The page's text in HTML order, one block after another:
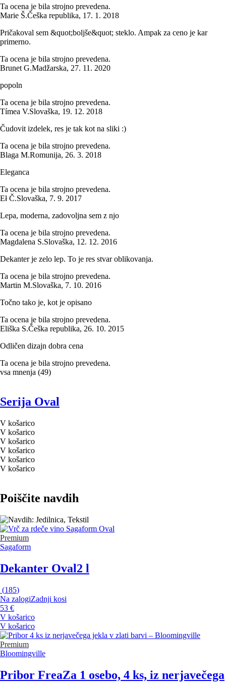
Ta ocena je bila strojno prevedena.
Marie Š.Češka republika, 17. 1. 2018
Pričakoval sem &quot;boljše&quot; steklo. Ampak za ceno je kar
primerno.
Ta ocena je bila strojno prevedena.
Brunet G.Madžarska, 27. 11. 2020
popoln
Ta ocena je bila strojno prevedena.
Tímea V.Slovaška, 19. 12. 2018
Čudovit izdelek, res je tak kot na sliki :)
Ta ocena je bila strojno prevedena.
Blaga M.Romunija, 26. 3. 2018
Eleganca
Ta ocena je bila strojno prevedena.
Eł Č.Slovaška, 7. 9. 2017
Lepa, moderna, zadovoljna sem z njo
Ta ocena je bila strojno prevedena.
Magdalena S.Slovaška, 12. 12. 2016
Dekanter je zelo lep. To je res stvar oblikovanja.
Ta ocena je bila strojno prevedena.
Martin M.Slovaška, 7. 10. 2016
Točno tako je, kot je opisano
Ta ocena je bila strojno prevedena.
Eliška S.Češka republika, 26. 10. 2015
Odličen dizajn dobra cena
Ta ocena je bila strojno prevedena.
vsa mnenja (49)
Serija Oval
V košarico
V košarico
V košarico
V košarico
V košarico
V košarico
Poiščite navdih
Premium
Sagaform
Dekanter Oval2 l
(185)
Na zalogiZadnji kosi
53 €
V košarico
V košarico
Premium
Bloomingville
Pribor FreaZa 1 osebo, 4 ks, iz nerjavečega